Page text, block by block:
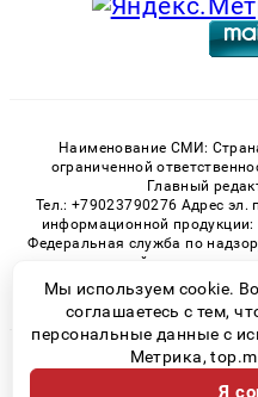
Наименование СМИ:
ограниченной
Главный
Тел.: +79023790276 Адрес эл.
информационной продукции:
Федеральная служба по
технологий и массовых
Регистрационный номер
© 2026 «» |
Возрастная
Мы используем cookie.
соглашаетесь с тем,
персональные данные с
Метрика,
Я